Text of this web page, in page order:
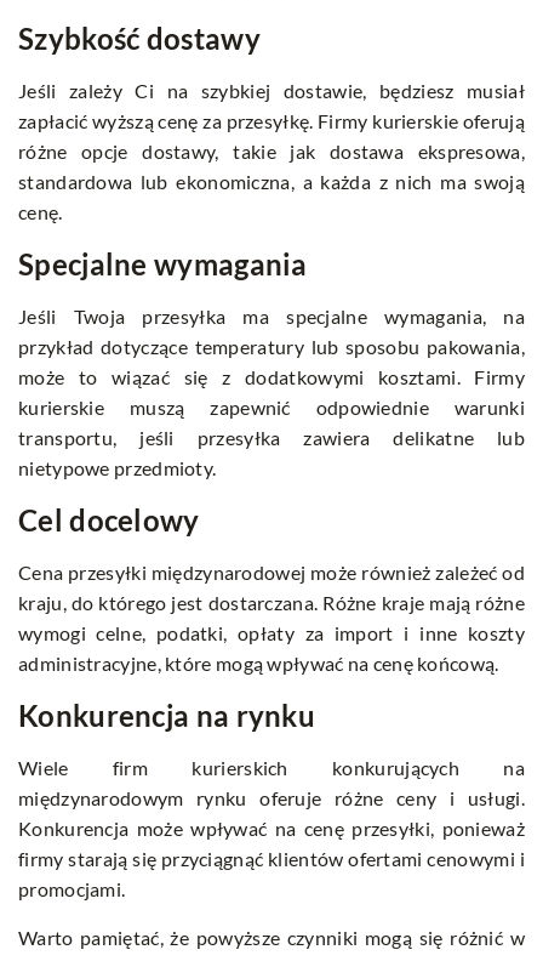
Szybkość dostawy
Jeśli zależy Ci na szybkiej dostawie, będziesz musiał
zapłacić wyższą cenę za przesyłkę. Firmy kurierskie oferują
różne opcje dostawy, takie jak dostawa ekspresowa,
standardowa lub ekonomiczna, a każda z nich ma swoją
cenę.
Specjalne wymagania
Jeśli Twoja przesyłka ma specjalne wymagania, na
przykład dotyczące temperatury lub sposobu pakowania,
może to wiązać się z dodatkowymi kosztami. Firmy
kurierskie muszą zapewnić odpowiednie warunki
transportu, jeśli przesyłka zawiera delikatne lub
nietypowe przedmioty.
Cel docelowy
Cena przesyłki międzynarodowej może również zależeć od
kraju, do którego jest dostarczana. Różne kraje mają różne
wymogi celne, podatki, opłaty za import i inne koszty
administracyjne, które mogą wpływać na cenę końcową.
Konkurencja na rynku
Wiele firm kurierskich konkurujących na
międzynarodowym rynku oferuje różne ceny i usługi.
Konkurencja może wpływać na cenę przesyłki, ponieważ
firmy starają się przyciągnąć klientów ofertami cenowymi i
promocjami.
Warto pamiętać, że powyższe czynniki mogą się różnić w